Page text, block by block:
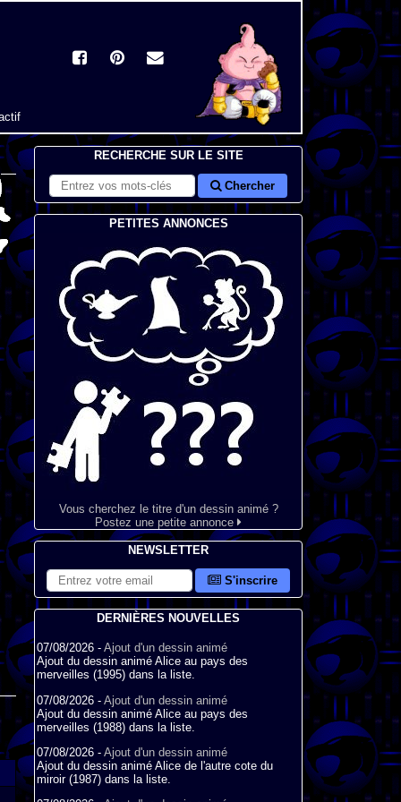
RECHERCHE SUR LE SITE
Chercher
PETITES ANNONCES
Vous cherchez le titre d'un dessin animé ?
Postez une petite annonce
NEWSLETTER
S'inscrire
DERNIÈRES NOUVELLES
07/08/2026 - Ajout d'un dessin animé
Ajout du dessin animé Alice au pays des
merveilles (1995) dans la liste.
07/08/2026 - Ajout d'un dessin animé
Ajout du dessin animé Alice au pays des
merveilles (1988) dans la liste.
07/08/2026 - Ajout d'un dessin animé
Ajout du dessin animé Alice de l'autre cote du
miroir (1987) dans la liste.